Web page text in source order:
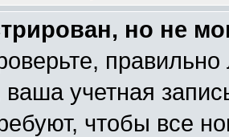
но не
учетная
чтобы все